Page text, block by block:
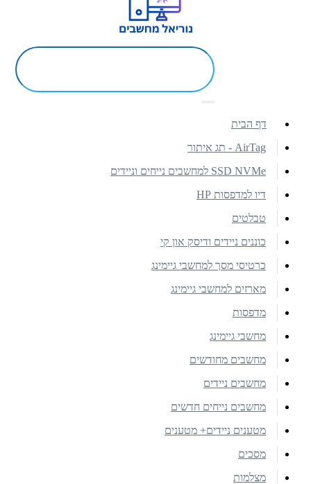
דף הבית
AirTag - תג איתור
SSD NVMe למחשבים נייחים וניידים
דיו למדפסות HP
טבלטים
כוננים ניידים ודיסק און קי
כרטיסי מסך למחשבי גיימינג
מארזים למחשבי גיימינג
מדפסות
מחשבי גיימינג
מחשבים מחודשים
מחשבים ניידים
מחשבים נייחים חדשים
מטענים ניידים+ מטענים
מסכים
מצלמות